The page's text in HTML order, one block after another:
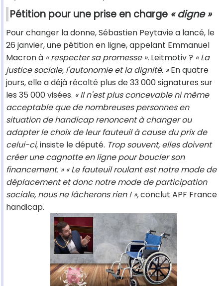
Pétition pour une prise en charge « digne »
Pour changer la donne, Sébastien Peytavie a lancé, le
26 janvier, une pétition en ligne, appelant Emmanuel
Macron à « respecter sa promesse ». Leitmotiv ? « La
justice sociale, l'autonomie et la dignité. »En quatre
jours, elle a déjà récolté plus de 33 000 signatures sur
les 35 000 visées. « Il n'est plus concevable ni même
acceptable que de nombreuses personnes en
situation de handicap renoncent à changer ou
adapter le choix de leur fauteuil à cause du prix de
celui-ci, insiste le député. Trop souvent, elles doivent
créer une cagnotte en ligne pour boucler son
financement. » « Le fauteuil roulant est notre mode de
déplacement et donc notre mode de participation
sociale, nous ne lâcherons rien ! »,conclut APF France
handicap.